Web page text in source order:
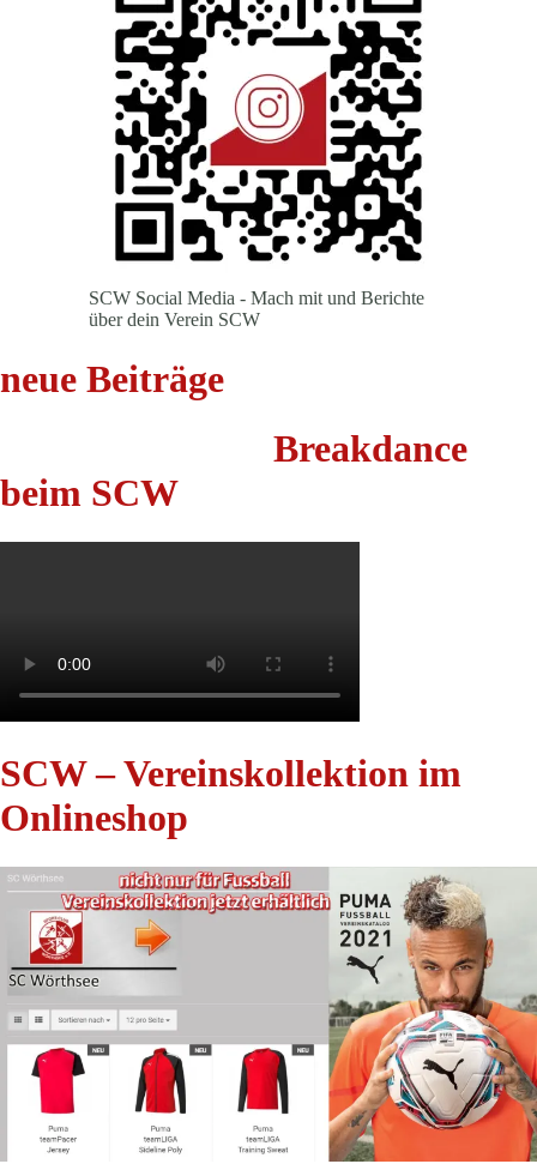
SCW Social Media - Mach mit und Berichte
über dein Verein SCW
neue Beiträge
Breakdance
beim SCW
SCW – Vereinskollektion im
Onlineshop